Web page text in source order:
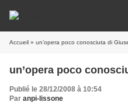
Accueil » un’opera poco conosciuta di
un’opera poco
Publié le 28/12/2008 à 10:54
Par anpi-lissone